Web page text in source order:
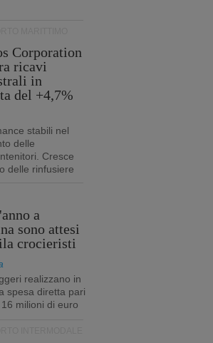
Corporation
ricavi
in
del +4,7%
stabili nel
delle
Cresce
delle rinfusiere
a
sono attesi
crocieristi
realizzano in
spesa diretta pari
milioni di euro